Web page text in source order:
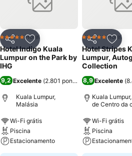
PartilharAdicionar aos favoritos
5 EstrelasHotel
Hotel Indigo Kuala
Lumpur on the Park by
IHG
9,2 Excelente (2.801 pontuações)
Kuala Lumpur,
Malásia
Wi-Fi grátis
Piscina
Estacionamento
Partilhar
5 EstrelasHotel
Hotel Stripes
Lumpur,
Collection
8,9 Excelente (
Kuala
de Centro da
Wi-Fi grátis
Piscina